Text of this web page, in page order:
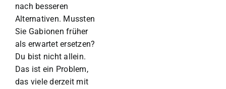
nach besseren
Alternativen. Mussten
Sie Gabionen früher
als erwartet ersetzen?
Du bist nicht allein.
Das ist ein Problem,
das viele derzeit mit